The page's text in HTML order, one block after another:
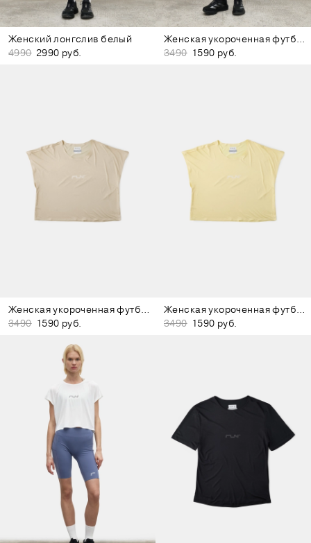
Женский лонгслив белый
4990 2990 руб.
Женская укороченная футболка фиолетовая
3490 1590 руб.
Женская укороченная футболка бежевая
3490 1590 руб.
Женская укороченная футболка жёлтая
3490 1590 руб.